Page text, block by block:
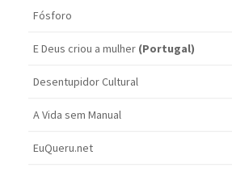
Fósforo
E Deus criou a mulher (Portugal)
Desentupidor Cultural
A Vida sem Manual
EuQueru.net